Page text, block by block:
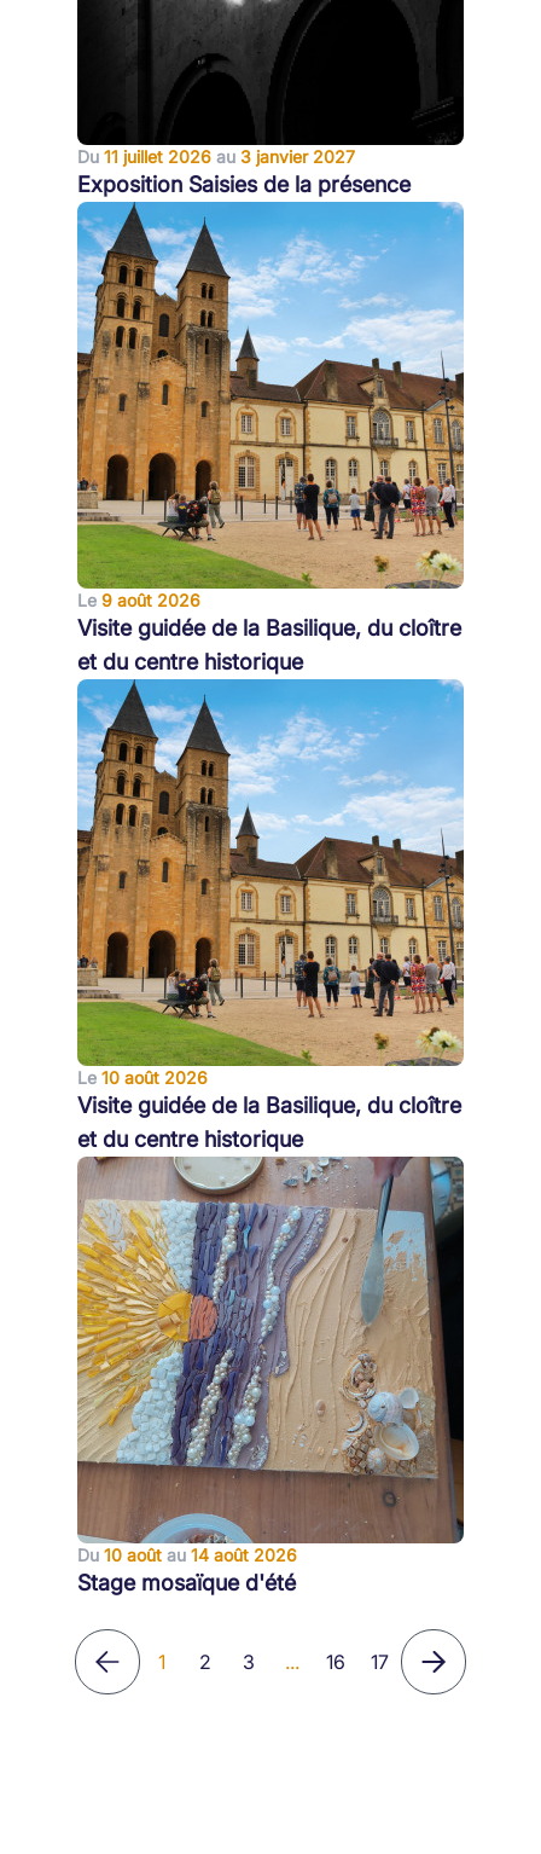
Du 11 juillet 2026 au 3 janvier 2027
Exposition Saisies de la présence
Le 9 août 2026
Visite guidée de la Basilique, du cloître
et du centre historique
Le 10 août 2026
Visite guidée de la Basilique, du cloître
et du centre historique
Du 10 août au 14 août 2026
Stage mosaïque d'été
1 2 3 ... 16 17